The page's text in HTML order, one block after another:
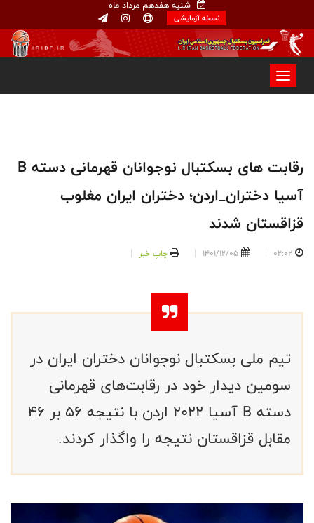
شنبه هفدهم مرداد ماه
نسخه آزمایشی
رقابت های بسکتبال نوجوانان قهرمانی دسته B
آسیا دختران_اردن؛ دختران ایران مغلوب
قزاقستان شدند
02:02
1401/12/05 چاپ خبر
تیم ملی بسکتبال نوجوانان دختران ایران در
سومین دیدار خود در رقابت‌های قهرمانی
دسته B آسیا ۲۰۲۲ اردن با نتیجه ۵۶ بر ۴۶
مقابل قزاقستان نتیجه را واگذار کردند.